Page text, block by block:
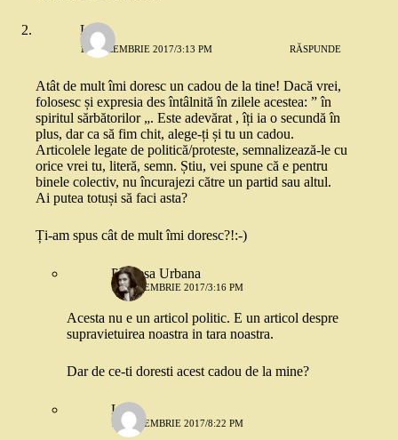
LS
18 DECEMBRIE 2017/3:13 PM RĂSPUNDE
Atât de mult îmi doresc un cadou de la tine! Dacă vrei,
folosesc și expresia des întâlnită în zilele acestea: ” în
spiritul sărbătorilor „. Este adevărat , îți ia o secundă în
plus, dar ca să fim chit, alege-ți și tu un cadou.
Articolele legate de politică/proteste, semnalizează-le cu
orice vrei tu, literă, semn. Știu, vei spune că e pentru
binele colectiv, nu încurajezi către un partid sau altul.
Ai putea totuși să faci asta?
Ți-am spus cât de mult îmi doresc?!:-)
Printesa Urbana
18 DECEMBRIE 2017/3:16 PM
Acesta nu e un articol politic. E un articol despre
supravietuirea noastra in tara noastra.
Dar de ce-ti doresti acest cadou de la mine?
LS
18 DECEMBRIE 2017/8:22 PM